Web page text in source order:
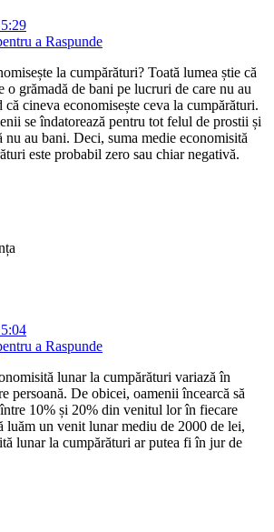
a Raspunde
la cumpărături? Toată lumea știe că
o grămadă de bani pe lucruri de care nu au
cineva economisește ceva la cumpărături.
se îndatorează pentru tot felul de prostii și
nu au bani. Deci, suma medie economisită
este probabil zero sau chiar negativă.
a Raspunde
lunar la cumpărături variază în
persoană. De obicei, oamenii încearcă să
între 10% și 20% din venitul lor în fiecare
luăm un venit lunar mediu de 2000 de lei,
lunar la cumpărături ar putea fi în jur de